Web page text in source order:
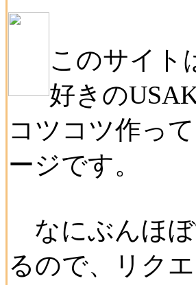
このサイト
好きの
コツコツ作っ
ージです。
なにぶんほぼ
るので、リク